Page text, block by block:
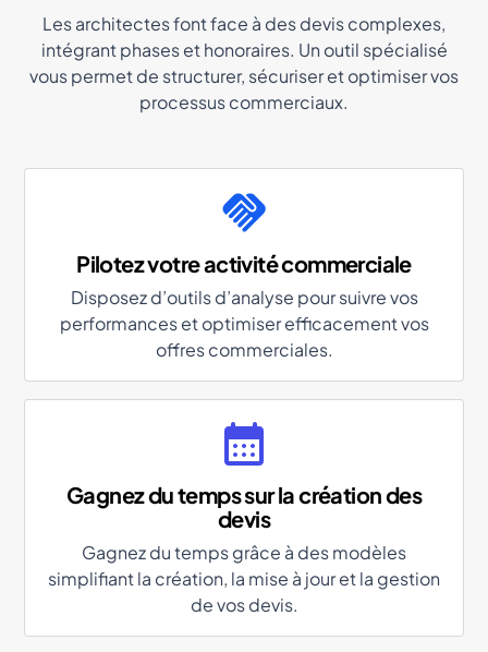
Les architectes font face à des devis complexes,
intégrant phases et honoraires. Un outil spécialisé
vous permet de structurer, sécuriser et optimiser vos
processus commerciaux.
Pilotez votre activité commerciale
Disposez d’outils d’analyse pour suivre vos
performances et optimiser efficacement vos
offres commerciales.
Gagnez du temps sur la création des
devis
Gagnez du temps grâce à des modèles
simplifiant la création, la mise à jour et la gestion
de vos devis.